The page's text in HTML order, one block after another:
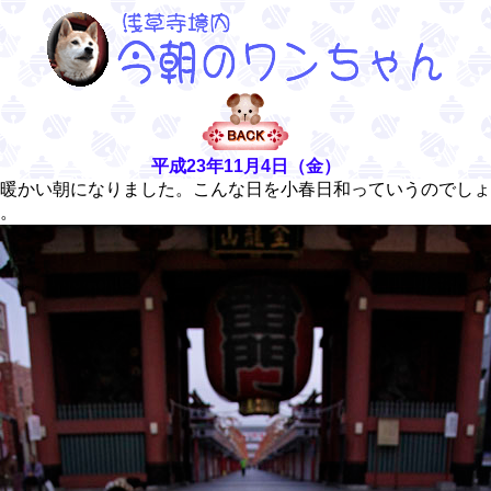
平成23年11月4日（金）
い朝になりました。こんな日を小春日和っていうのでし